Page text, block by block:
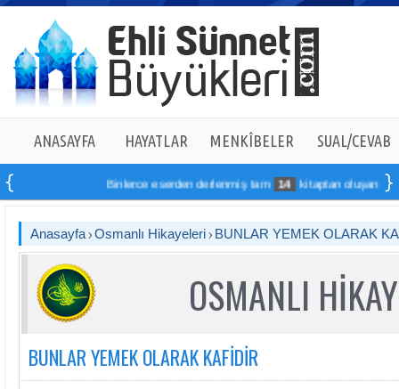
ANASAYFA HAYATLAR MENKÎBELER SUAL/CEVAB
Binlerce eserden derlenmiş tam 14 kitaptan oluşan seti
Anasayfa Osmanlı Hikayeleri BUNLAR YEMEK OLARAK
OSMANLI
BUNLAR YEMEK OLARAK KAFİDİR